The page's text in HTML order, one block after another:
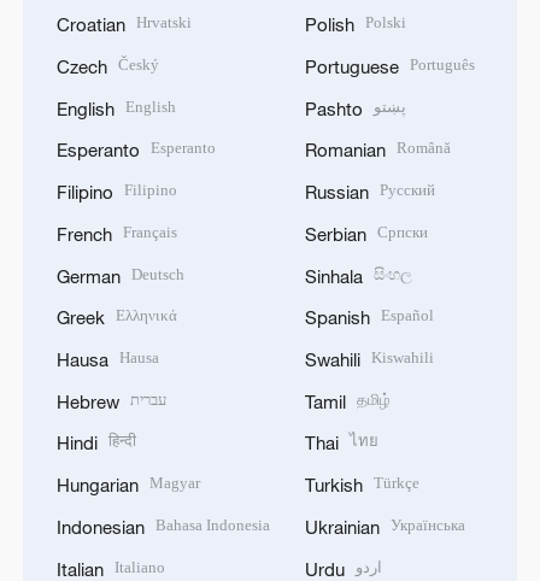
Croatian Hrvatski
Czech Český
English English
Esperanto Esperanto
Filipino Filipino
French Français
German Deutsch
Greek Ελληνικά
Hausa Hausa
Hebrew עברית
Hindi हिन्दी
Hungarian Magyar
Indonesian Bahasa Indonesia
Italian Italiano
Polish Polski
Portuguese Português
Pashto پښتو
Romanian Română
Russian Русский
Serbian Српски
Sinhala සිංහල
Spanish Español
Swahili Kiswahili
Tamil தமிழ்
Thai ไทย
Turkish Türkçe
Ukrainian Українська
Urdu اردو